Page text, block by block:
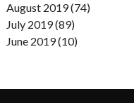
August 2019 (74)
July 2019 (89)
June 2019 (10)